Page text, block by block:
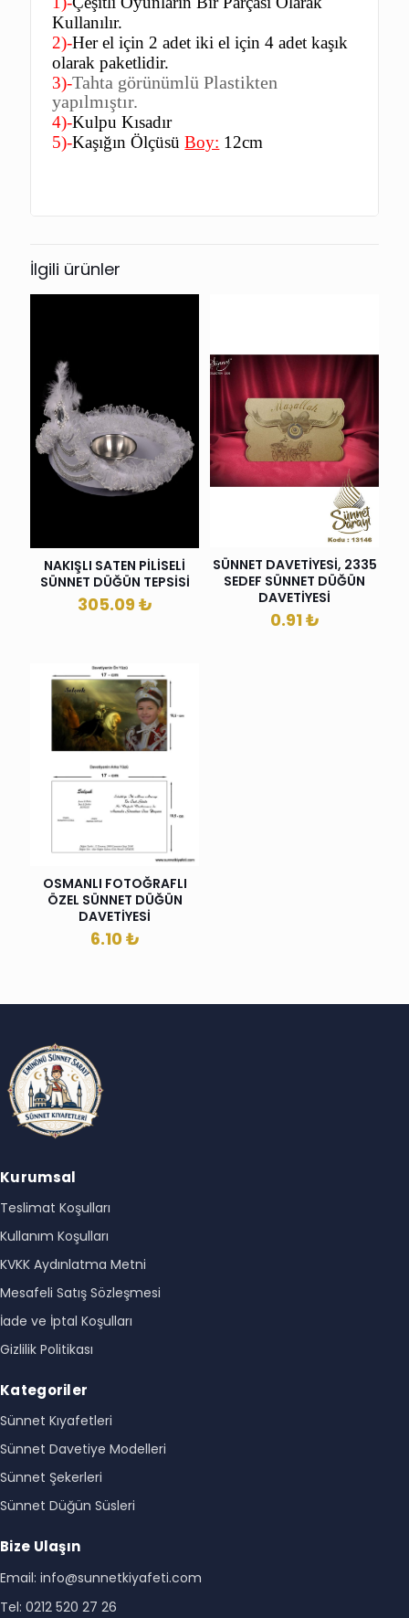
Kullanılır.
2)-Her el için 2 adet iki el için 4 adet kaşık
olarak paketlidir.
3)-Tahta görünümlü Plastikten
yapılmıştır.
4)-Kulpu Kısadır
5)-Kaşığın Ölçüsü Boy: 12cm
İlgili ürünler
NAKIŞLI SATEN PİLİSELİ
SÜNNET DÜĞÜN TEPSİSİ
305.09 ₺
SÜNNET DAVETİYESİ, 2335
SEDEF SÜNNET DÜĞÜN
DAVETİYESİ
0.91₺
OSMANLI FOTOĞRAFLI
ÖZEL SÜNNET DÜĞÜN
DAVETİYESİ
6.10₺
Kurumsal
Teslimat Koşulları
Kullanım Koşulları
KVKK Aydınlatma Metni
Mesafeli Satış Sözleşmesi
İade ve İptal Koşulları
Gizlilik Politikası
Kategoriler
Sünnet Kıyafetleri
Sünnet Davetiye Modelleri
Sünnet Şekerleri
Sünnet Düğün Süsleri
Bize Ulaşın
Email: info@sunnetkiyafeti.com
Tel: 0212 520 27 26